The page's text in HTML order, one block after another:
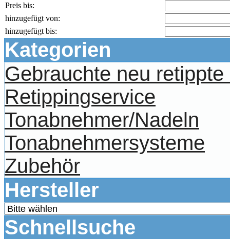
Preis bis:
hinzugefügt von:
hinzugefügt bis:
Kategorien
Gebrauchte neu
Retippingservice
Tonabnehmer/Nadeln
Tonabnehmersysteme
Zubehör
Hersteller
Schnellsuche